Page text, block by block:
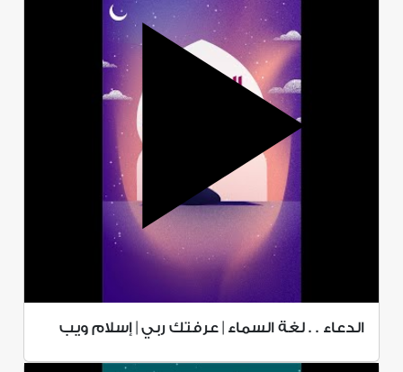
الدعاء . . لغة السماء | عرفتك ربي | إسلام ويب